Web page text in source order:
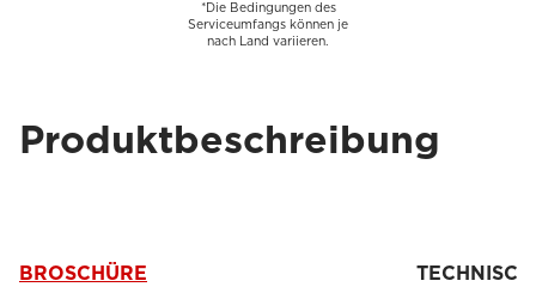
*Die Bedingungen des
Serviceumfangs können je
nach Land variieren.
Produktbeschreibung
BROSCHÜRE